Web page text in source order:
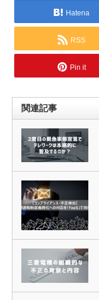
Hatena
RSS
Pin it
関連記事